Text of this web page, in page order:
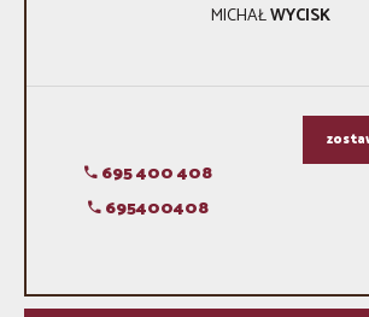
MICHAŁWYCISK
695 400 408
695400408